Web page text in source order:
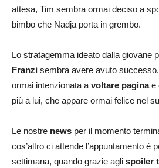
attesa, Tim sembra ormai deciso a
bimbo che Nadja porta in grembo.
Lo stratagemma ideato dalla giovane
Franzi sembra avere avuto
ormai intenzionata a voltare paginae
più a lui, che appare ormai felice nel
Le nostre news per il momento
cos’altro ci attende l’appuntamento è
settimana, quando grazie agli spoiler